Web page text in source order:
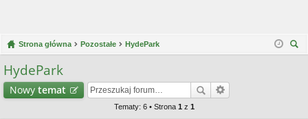
Strona główna Pozostałe
HydePark
HydePark
Nowy temat
Tematy: 6 • Strona 1 z 1